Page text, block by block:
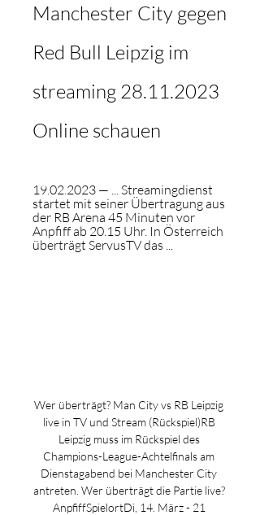
Manchester City gegen
Red Bull Leipzig im
streaming 28.11.2023
Online schauen
19.02.2023 — ... Streamingdienst
startet mit seiner Übertragung aus
der RB Arena 45 Minuten vor
Anpfiff ab 20.15 Uhr. In Österreich
überträgt ServusTV das ...
Wer überträgt? Man City vs RB Leipzig
live in TV und Stream (Rückspiel)RB
Leipzig muss im Rückspiel des
Champions-League-Achtelfinals am
Dienstagabend bei Manchester City
antreten. Wer überträgt die Partie live?
AnpfiffSpielortDi, 14. März - 21